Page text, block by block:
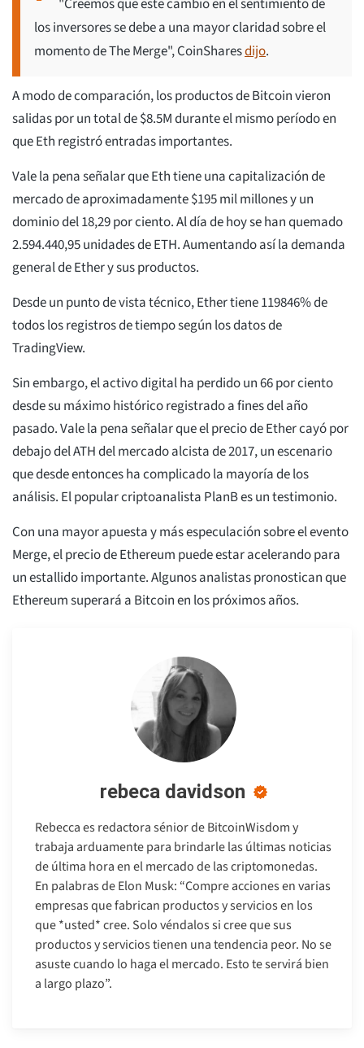
"Creemos que este cambio en el sentimiento de
los inversores se debe a una mayor claridad sobre el
momento de The Merge", CoinSharesdijo.
A modo de comparación, los productos de Bitcoin vieron
salidas por un total de $8.5M durante el mismo período en
que Eth registró entradas importantes.
Vale la pena señalar que Eth tiene una capitalización de
mercado de aproximadamente $195 mil millones y un
dominio del 18,29 por ciento. Al día de hoy se han quemado
2.594.440,95 unidades de ETH. Aumentando así la demanda
general de Ether y sus productos.
Desde un punto de vista técnico, Ether tiene 119846% de
todos los registros de tiempo según los datos de
TradingView.
Sin embargo, el activo digital ha perdido un 66 por ciento
desde su máximo histórico registrado a fines del año
pasado. Vale la pena señalar que el precio de Ether cayó por
debajo del ATH del mercado alcista de 2017, un escenario
que desde entonces ha complicado la mayoría de los
análisis. El popular criptoanalista PlanB es un testimonio.
Con una mayor apuesta y más especulación sobre el evento
Merge, el precio de Ethereum puede estar acelerando para
un estallido importante. Algunos analistas pronostican que
Ethereum superará a Bitcoin en los próximos años.
rebeca davidson
Rebecca es redactora sénior de BitcoinWisdom y
trabaja arduamente para brindarle las últimas noticias
de última hora en el mercado de las criptomonedas.
En palabras de Elon Musk: “Compre acciones en varias
empresas que fabrican productos y servicios en los
que *usted* cree. Solo véndalos si cree que sus
productos y servicios tienen una tendencia peor. No se
asuste cuando lo haga el mercado. Esto te servirá bien
a largo plazo”.